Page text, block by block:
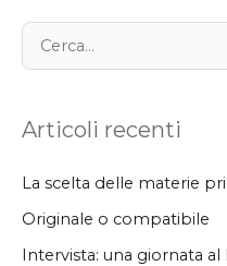
a
Articoli recenti
La scelta delle materie
Originale o compatibile
Intervista: una giornata